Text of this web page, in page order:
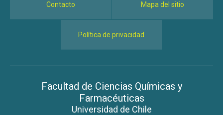
Contacto Mapa del sitio
Política de privacidad
Facultad de Ciencias Químicas y
Farmacéuticas
Universidad de Chile